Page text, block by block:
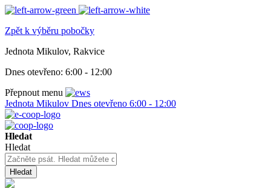
Zpět k výběru pobočky
Jednota Mikulov, Rakvice
Dnes otevřeno: 6:00 - 12:00
Přepnout menu
Jednota Mikulov Dnes otevřeno 6:00 - 12:00
Hledat
Hledat
Hledat